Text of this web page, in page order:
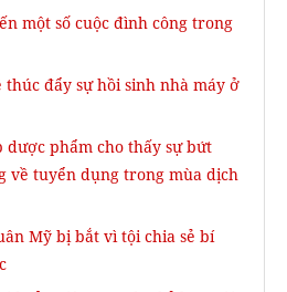
​​một số cuộc đình công trong
thúc đẩy sự hồi sinh nhà máy ở
dược phẩm cho thấy sự bứt
về tuyển dụng trong mùa dịch
Mỹ bị bắt vì tội chia sẻ bí